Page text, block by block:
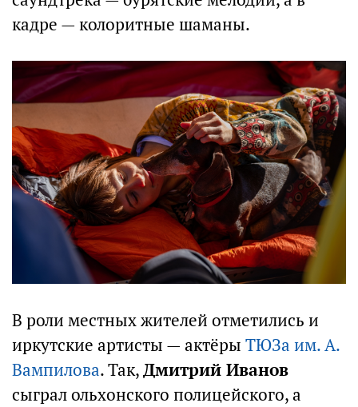
кадре — колоритные шаманы.
В роли местных жителей отметились и
иркутские артисты — актёры ТЮЗа им. А.
Вампилова. Так,Дмитрий Иванов
сыграл ольхонского полицейского, а